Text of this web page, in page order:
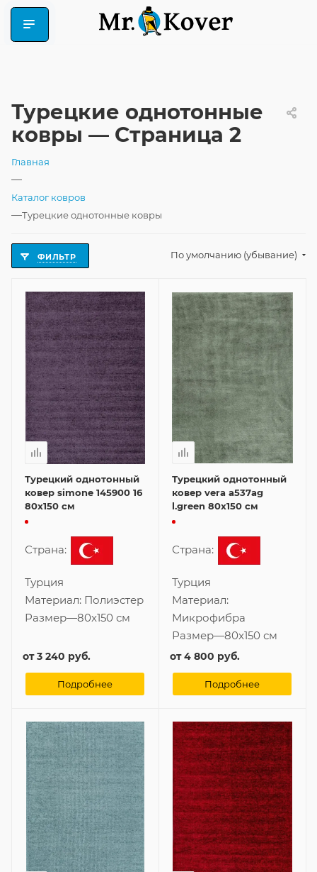
Турецкие однотонные
ковры — Страница 2
Главная
—
Каталог ковров
—Турецкие однотонные ковры
ФИЛЬТР По умолчанию (убывание)
Турецкий однотонный
ковер simone 145900 16
80x150 см
Страна:
Турция
Материал: Полиэстер
Размер—80x150 см
от3 240 руб.
Подробнее
Турецкий однотонный
ковер vera a537ag
l.green 80x150 см
Страна:
Турция
Материал:
Микрофибра
Размер—80x150 см
от4 800 руб.
Подробнее